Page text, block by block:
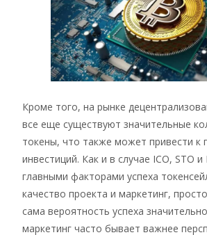
Кроме того, на рынке
все еще существуют значительные
токены, что также может привести к
инвестиций. Как и в случае ICO, STO и
главными факторами успеха
качество проекта и маркетинг,
сама вероятность успеха
маркетинг часто бывает важнее